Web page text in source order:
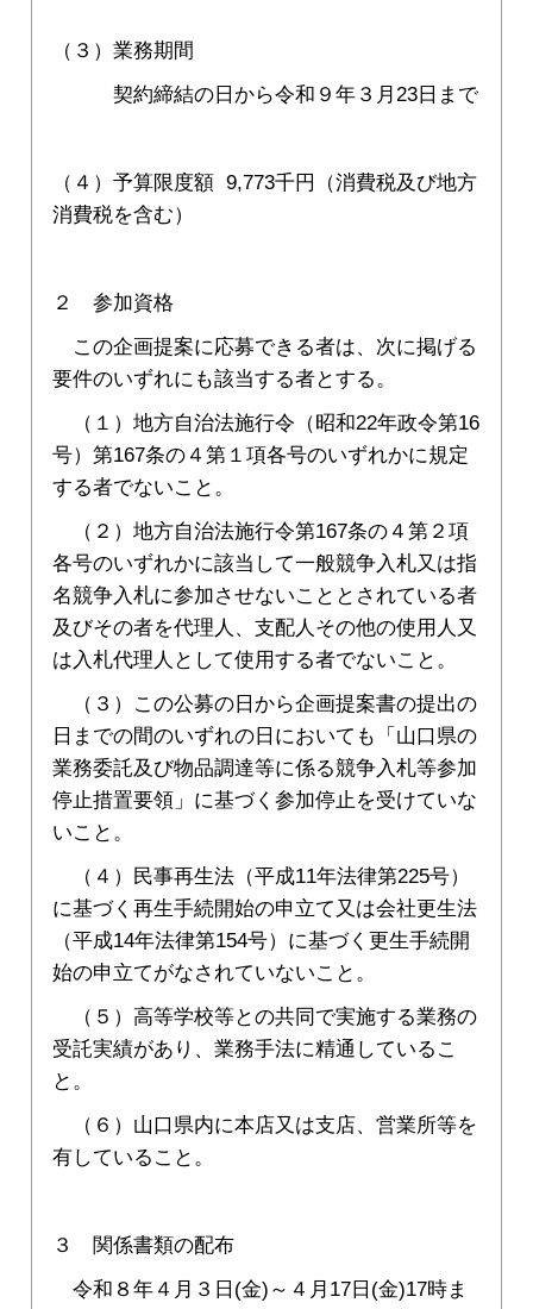
（３）業務期間
契約締結の日から令和９年３月23日まで
（４）予算限度額 9,773千円（消費税及び地方
消費税を含む）
２ 参加資格
この企画提案に応募できる者は、次に掲げる
要件のいずれにも該当する者とする。
（１）地方自治法施行令（昭和22年政令第16
号）第167条の４第１項各号のいずれかに規定
する者でないこと。
（２）地方自治法施行令第167条の４第２項
各号のいずれかに該当して一般競争入札又は指
名競争入札に参加させないこととされている者
及びその者を代理人、支配人その他の使用人又
は入札代理人として使用する者でないこと。
（３）この公募の日から企画提案書の提出の
日までの間のいずれの日においても「山口県の
業務委託及び物品調達等に係る競争入札等参加
停止措置要領」に基づく参加停止を受けていな
いこと。
（４）民事再生法（平成11年法律第225号）
に基づく再生手続開始の申立て又は会社更生法
（平成14年法律第154号）に基づく更生手続開
始の申立てがなされていないこと。
（５）高等学校等との共同で実施する業務の
受託実績があり、業務手法に精通しているこ
と。
（６）山口県内に本店又は支店、営業所等を
有していること。
３ 関係書類の配布
令和８年４月３日(金)～４月17日(金)17時ま